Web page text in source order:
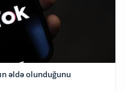
əldə olunduğunu